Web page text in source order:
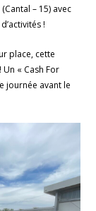
– 15) avec
!
place, cette
« Cash For
journée avant le